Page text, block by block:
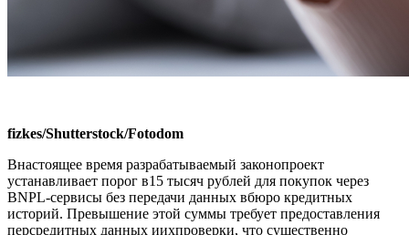
fizkes/Shutterstock/Fotodom
Внастоящее время разрабатываемый законопроект
устанавливает порог в15 тысяч рублей для покупок через
BNPL-сервисы без передачи данных вбюро кредитных
историй. Превышение этой суммы требует предоставления
персредитных данных иихпроверки, что существенно